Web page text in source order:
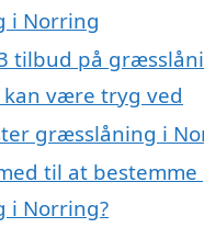
i Norring
tilbud på
være tryg ved
græsslåning i
til at bestemme
i Norring?